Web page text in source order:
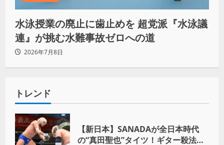
水泳授業の廃止に歯止めを 超党派『水泳議
連』が挑む水難事故ゼロへの道
2026年7月8日
トレンド
【新日本】SANADAが全日本時代
の“真田聖也”タイツ！ギター殺法で